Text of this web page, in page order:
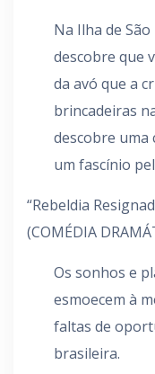
Na Ilha de
descobre que
da avó que a
brincadeiras
descobre uma
um fascínio
“Rebeldia
(COMÉDIA
Os sonhos e
esmoecem à
faltas de
brasileira.